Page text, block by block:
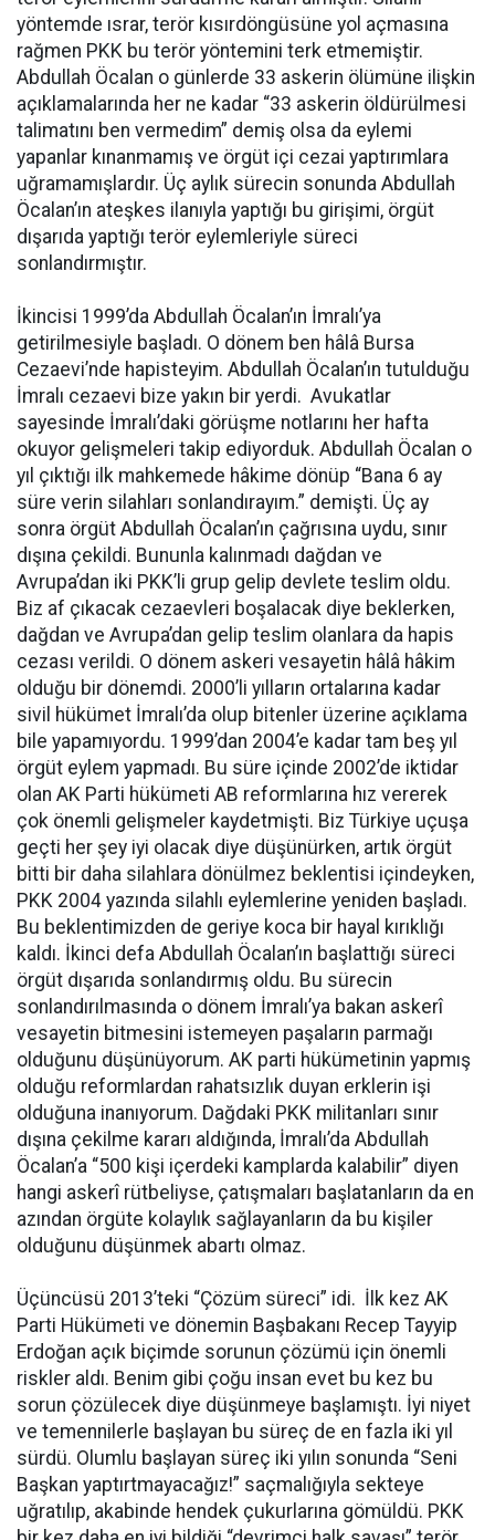
yöntemde ısrar, terör kısırdöngüsüne yol açmasına
rağmen PKK bu terör yöntemini terk etmemiştir.
Abdullah Öcalan o günlerde 33 askerin ölümüne ilişkin
açıklamalarında her ne kadar “33 askerin öldürülmesi
talimatını ben vermedim” demiş olsa da eylemi
yapanlar kınanmamış ve örgüt içi cezai yaptırımlara
uğramamışlardır. Üç aylık sürecin sonunda Abdullah
Öcalan’ın ateşkes ilanıyla yaptığı bu girişimi, örgüt
dışarıda yaptığı terör eylemleriyle süreci
sonlandırmıştır.
İkincisi 1999’da Abdullah Öcalan’ın İmralı’ya
getirilmesiyle başladı. O dönem ben hâlâ Bursa
Cezaevi’nde hapisteyim. Abdullah Öcalan’ın tutulduğu
İmralı cezaevi bize yakın bir yerdi. Avukatlar
sayesinde İmralı’daki görüşme notlarını her hafta
okuyor gelişmeleri takip ediyorduk. Abdullah Öcalan o
yıl çıktığı ilk mahkemede hâkime dönüp “Bana 6 ay
süre verin silahları sonlandırayım.” demişti. Üç ay
sonra örgüt Abdullah Öcalan’ın çağrısına uydu, sınır
dışına çekildi. Bununla kalınmadı dağdan ve
Avrupa’dan iki PKK’li grup gelip devlete teslim oldu.
Biz af çıkacak cezaevleri boşalacak diye beklerken,
dağdan ve Avrupa’dan gelip teslim olanlara da hapis
cezası verildi. O dönem askeri vesayetin hâlâ hâkim
olduğu bir dönemdi. 2000’li yılların ortalarına kadar
sivil hükümet İmralı’da olup bitenler üzerine açıklama
bile yapamıyordu. 1999’dan 2004’e kadar tam beş yıl
örgüt eylem yapmadı. Bu süre içinde 2002’de iktidar
olan AK Parti hükümeti AB reformlarına hız vererek
çok önemli gelişmeler kaydetmişti. Biz Türkiye uçuşa
geçti her şey iyi olacak diye düşünürken, artık örgüt
bitti bir daha silahlara dönülmez beklentisi içindeyken,
PKK 2004 yazında silahlı eylemlerine yeniden başladı.
Bu beklentimizden de geriye koca bir hayal kırıklığı
kaldı. İkinci defa Abdullah Öcalan’ın başlattığı süreci
örgüt dışarıda sonlandırmış oldu. Bu sürecin
sonlandırılmasında o dönem İmralı’ya bakan askerî
vesayetin bitmesini istemeyen paşaların parmağı
olduğunu düşünüyorum. AK parti hükümetinin yapmış
olduğu reformlardan rahatsızlık duyan erklerin işi
olduğuna inanıyorum. Dağdaki PKK militanları sınır
dışına çekilme kararı aldığında, İmralı’da Abdullah
Öcalan’a “500 kişi içerdeki kamplarda kalabilir” diyen
hangi askerî rütbeliyse, çatışmaları başlatanların da en
azından örgüte kolaylık sağlayanların da bu kişiler
olduğunu düşünmek abartı olmaz.
Üçüncüsü 2013’teki “Çözüm süreci” idi. İlk kez AK
Parti Hükümeti ve dönemin Başbakanı Recep Tayyip
Erdoğan açık biçimde sorunun çözümü için önemli
riskler aldı. Benim gibi çoğu insan evet bu kez bu
sorun çözülecek diye düşünmeye başlamıştı. İyi niyet
ve temennilerle başlayan bu süreç de en fazla iki yıl
sürdü. Olumlu başlayan süreç iki yılın sonunda “Seni
Başkan yaptırtmayacağız!” saçmalığıyla sekteye
uğratılıp, akabinde hendek çukurlarına gömüldü. PKK